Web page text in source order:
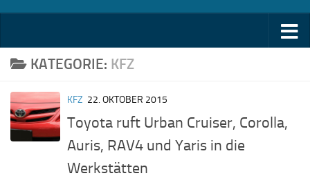
KATEGORIE: KFZ
KFZ 22. OKTOBER 2015
Toyota ruft Urban Cruiser, Corolla,
Auris, RAV4 und Yaris in die
Werkstätten